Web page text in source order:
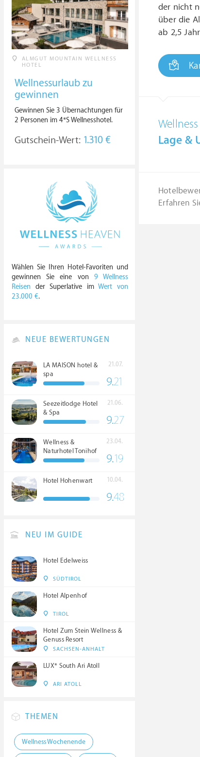
der nicht
über die
ab 2,5
Lage &
Erfahren
ALMGUT MOUNTAIN WELLNESS
HOTEL
Wellnessurlaub zu
gewinnen
Gewinnen Sie 3 Übernachtungen für
2 Personen im 4*S Wellnesshotel.
Gutschein-Wert: 1.310 €
Wählen Sie Ihren Hotel-Favoriten und
gewinnen Sie eine von 9 Wellness
Reisen der Superlative imWert von
23.000 €.
NEUE BEWERTUNGEN
LA MAISON hotel &
spa
21.07.
9.21
Seezeitlodge Hotel
& Spa
21.06.
9.27
Wellness &
Naturhotel Tonihof
****S
23.04.
9.19
Hotel Hohenwart 10.04.
9.48
NEU IM GUIDE
Hotel Edelweiss
SÜDTIROL
Hotel Alpenhof
TIROL
Hotel Zum Stein Wellness &
Genuss Resort
SACHSEN-ANHALT
LUX* South Ari Atoll
ARI ATOLL
THEMEN
Wellness Wochenende